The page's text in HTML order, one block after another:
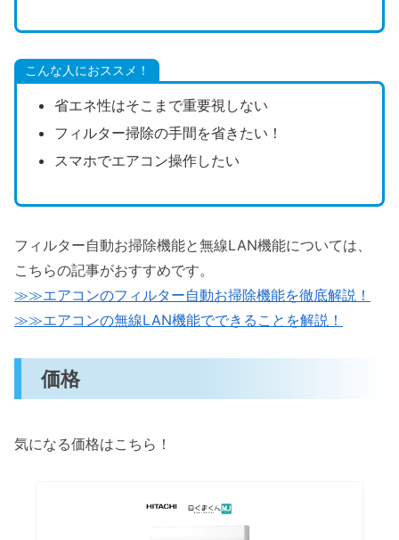
こんな人におススメ！
省エネ性はそこまで重要視しない
フィルター掃除の手間を省きたい！
スマホでエアコン操作したい
フィルター自動お掃除機能と無線LAN機能については、
こちらの記事がおすすめです。
≫≫エアコンのフィルター自動お掃除機能を徹底解説！
≫≫エアコンの無線LAN機能でできることを解説！
価格
気になる価格はこちら！